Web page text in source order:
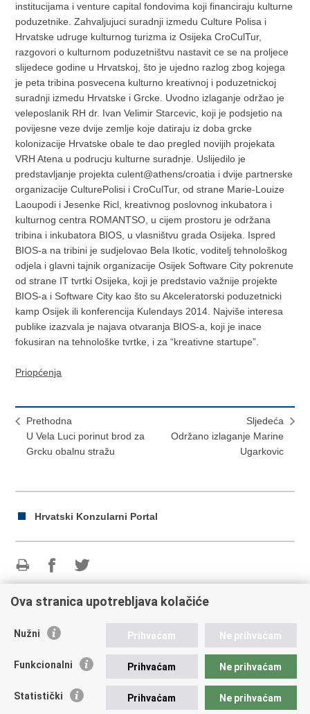
institucijama i venture capital fondovima koji financiraju kulturne
poduzetnike. Zahvaljujuci suradnji izmedu Culture Polisa i
Hrvatske udruge kulturnog turizma iz Osijeka CroCulTur,
razgovori o kulturnom poduzetništvu nastavit ce se na proljece
slijedece godine u Hrvatskoj, što je ujedno razlog zbog kojega
je peta tribina posvecena kulturno kreativnoj i poduzetnickoj
suradnji izmedu Hrvatske i Grcke. Uvodno izlaganje održao je
veleposlanik RH dr. Ivan Velimir Starcevic, koji je podsjetio na
povijesne veze dvije zemlje koje datiraju iz doba grcke
kolonizacije Hrvatske obale te dao pregled novijih projekata
VRH Atena u podrucju kulturne suradnje. Uslijedilo je
predstavljanje projekta culent@athens/croatia i dvije partnerske
organizacije CulturePolisi i CroCulTur, od strane Marie-Louize
Laoupodi i Jesenke Ricl, kreativnog poslovnog inkubatora i
kulturnog centra ROMANTSO, u cijem prostoru je održana
tribina i inkubatora BIOS, u vlasništvu grada Osijeka. Ispred
BIOS-a na tribini je sudjelovao Bela Ikotic, voditelj tehnološkog
odjela i glavni tajnik organizacije Osijek Software City pokrenute
od strane IT tvrtki Osijeka, koji je predstavio važnije projekte
BIOS-a i Software City kao što su Akceleratorski poduzetnicki
kamp Osijek ili konferencija Kulendays 2014. Najviše interesa
publike izazvala je najava otvaranja BIOS-a, koji je inace
fokusiran na tehnološke tvrtke, i za “kreativne startupe”.
Priopćenja
Prethodna
U Vela Luci porinut brod za
Grcku obalnu stražu
Sljedeća
Održano izlaganje Marine
Ugarkovic
Hrvatski Konzularni Portal
Ispiši
stranicu
Podijeli
na
Facebooku
Podijeli
Twitteru
Republika Hrvatska
Ministarstvo vanjskih i europskih poslova
tel.:+385 (0)1 4569 964
fax: +385 (0)1 4551 795, +385 (0)1 4920 149
E-adresa:ministarstvo@mvep.hr
Ova stranica upotrebljava kolačiće
Nužni Prihvaćam Ne prihvaćam
Funkcionalni Prihvaćam Ne prihvaćam
Statistički Prihvaćam Ne prihvaćam